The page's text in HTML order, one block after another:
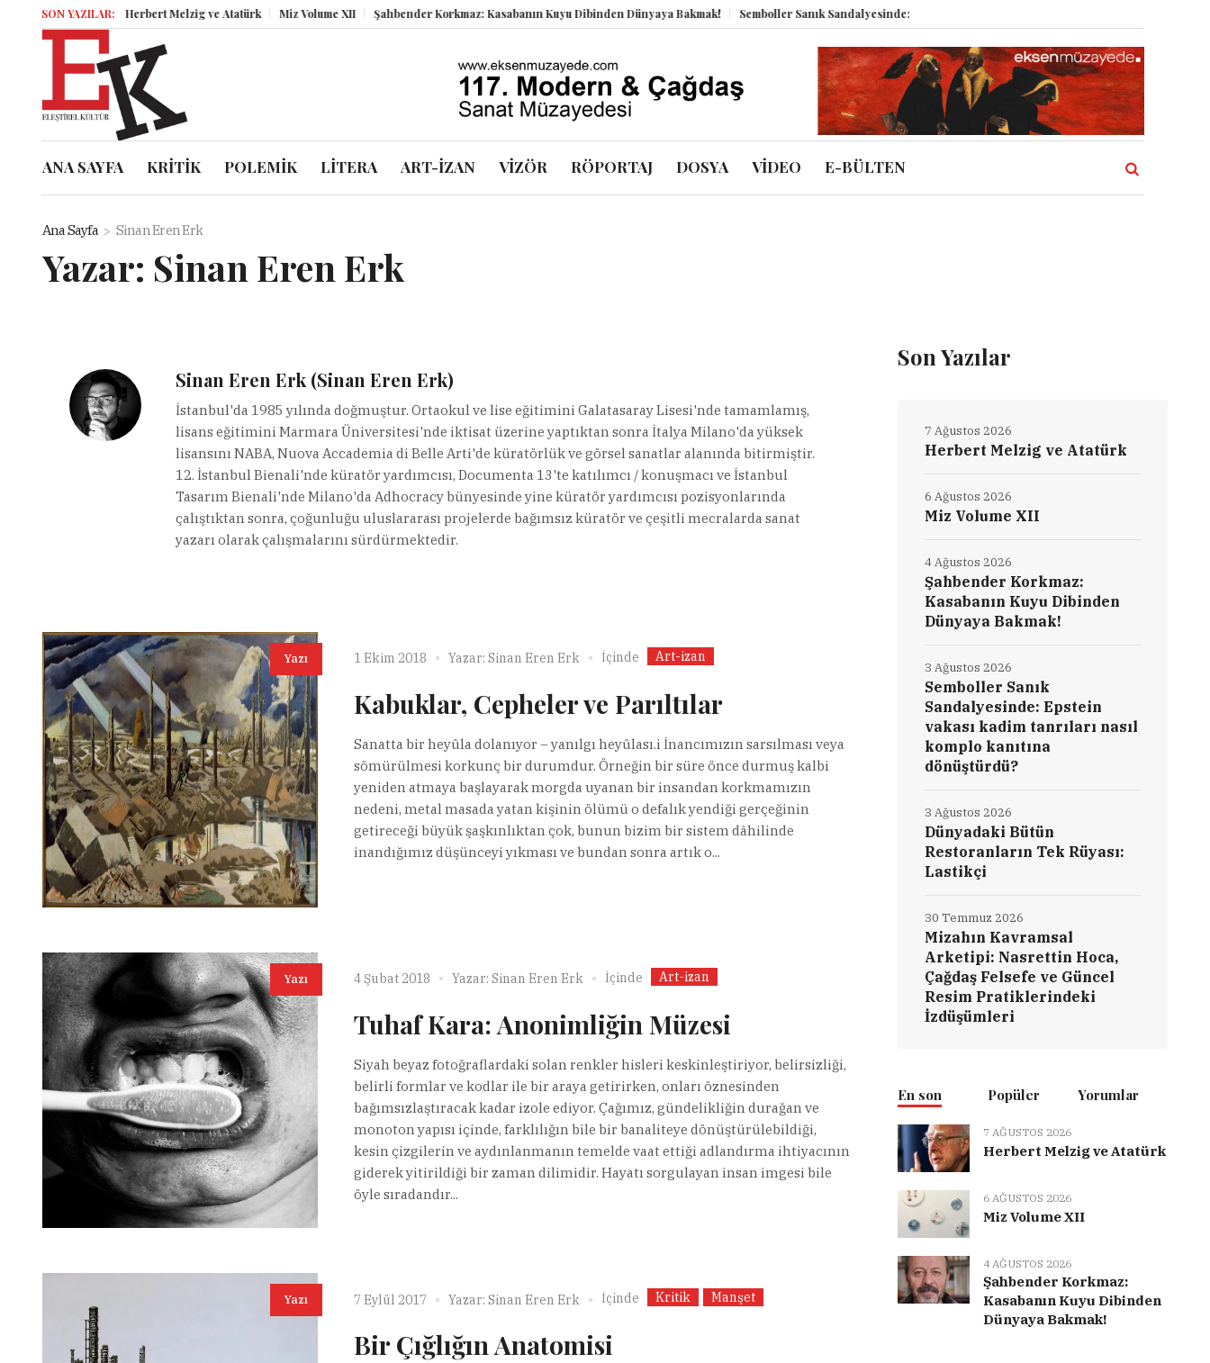
SON YAZILAR:Herbert Melzig ve Atatürk Miz Volume XII Şahbender Korkmaz: Kasabanın Kuyu Dibinden Dünyaya Bakmak! Semboller Sanık Sandalyesinde: Epstein vakası kadim tanrıları nasıl komplo kanıtına
ANA SAYFA KRİTİK POLEMİK LİTERA ART-İZAN VİZÖR RÖPORTAJ DOSYA VİDEO E-BÜLTEN
Ana Sayfa Sinan Eren Erk
Yazar: Sinan Eren Erk
Sinan Eren Erk (Sinan Eren Erk)
İstanbul'da 1985 yılında doğmuştur. Ortaokul ve lise eğitimini Galatasaray Lisesi'nde tamamlamış,
lisans eğitimini Marmara Üniversitesi'nde iktisat üzerine yaptıktan sonra İtalya Milano'da yüksek
lisansını NABA, Nuova Accademia di Belle Arti'de küratörlük ve görsel sanatlar alanında bitirmiştir.
12. İstanbul Bienali'nde küratör yardımcısı, Documenta 13'te katılımcı / konuşmacı ve İstanbul
Tasarım Bienali'nde Milano'da Adhocracy bünyesinde yine küratör yardımcısı pozisyonlarında
çalıştıktan sonra, çoğunluğu uluslararası projelerde bağımsız küratör ve çeşitli mecralarda sanat
yazarı olarak çalışmalarını sürdürmektedir.
Yazı 1 Ekim 2018 Yazar: Sinan Eren Erk İçinde Art-izan
Kabuklar, Cepheler ve Parıltılar
Sanatta bir heyûla dolanıyor – yanılgı heyûlası.i İnancımızın sarsılması veya
sömürülmesi korkunç bir durumdur. Örneğin bir süre önce durmuş kalbi
yeniden atmaya başlayarak morgda uyanan bir insandan korkmamızın
nedeni, metal masada yatan kişinin ölümü o defalık yendiği gerçeğinin
getireceği büyük şaşkınlıktan çok, bunun bizim bir sistem dâhilinde
inandığımız düşünceyi yıkması ve bundan sonra artık o...
Yazı 4 Şubat 2018 Yazar: Sinan Eren Erk İçinde Art-izan
Tuhaf Kara: Anonimliğin Müzesi
Siyah beyaz fotoğraflardaki solan renkler hisleri keskinleştiriyor, belirsizliği,
belirli formlar ve kodlar ile bir araya getirirken, onları öznesinden
bağımsızlaştıracak kadar izole ediyor. Çağımız, gündelikliğin durağan ve
monoton yapısı içinde, farklılığın bile bir banaliteye dönüştürülebildiği,
kesin çizgilerin ve aydınlanmanın temelde vaat ettiği adlandırma ihtiyacının
giderek yitirildiği bir zaman dilimidir. Hayatı sorgulayan insan imgesi bile
öyle sıradandır...
Yazı 7 Eylül 2017 Yazar: Sinan Eren Erk İçinde Kritik Manşet
Bir Çığlığın Anatomisi
Son Yazılar
Herbert Melzig ve Atatürk
7 Ağustos 2026
Miz Volume XII
6 Ağustos 2026
Şahbender Korkmaz:
Kasabanın Kuyu Dibinden
Dünyaya Bakmak!
4 Ağustos 2026
Semboller Sanık
Sandalyesinde: Epstein
vakası kadim tanrıları nasıl
komplo kanıtına
dönüştürdü?
3 Ağustos 2026
Dünyadaki Bütün
Restoranların Tek Rüyası:
Lastikçi
3 Ağustos 2026
Mizahın Kavramsal
Arketipi: Nasrettin Hoca,
Çağdaş Felsefe ve Güncel
Resim Pratiklerindeki
İzdüşümleri
30 Temmuz 2026
En son Popüler Yorumlar
7 AĞUSTOS 2026
Herbert Melzig ve Atatürk
6 AĞUSTOS 2026
Miz Volume XII
4 AĞUSTOS 2026
Şahbender Korkmaz:
Kasabanın Kuyu Dibinden
Dünyaya Bakmak!